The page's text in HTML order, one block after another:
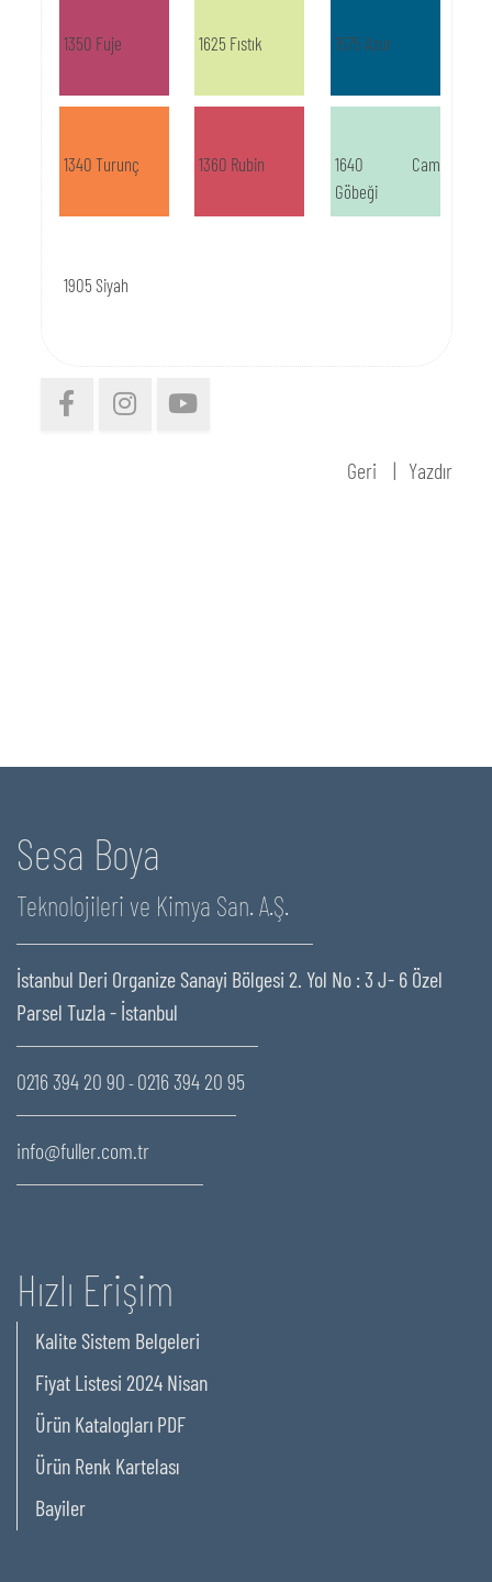
1350 Fuje 1625 Fıstık 1575 Azur
1340 Turunç 1360 Rubin
1640 Cam
Göbeği
1905 Siyah
Geri Yazdır
Sesa Boya
Teknolojileri ve Kimya San. A.Ş.
İstanbul Deri Organize Sanayi Bölgesi 2. Yol No : 3 J- 6 Özel
Parsel Tuzla - İstanbul
0216 394 20 90 - 0216 394 20 95
info@fuller.com.tr
Hızlı Erişim
Kalite Sistem Belgeleri
Fiyat Listesi 2024 Nisan
Ürün Katalogları PDF
Ürün Renk Kartelası
Bayiler